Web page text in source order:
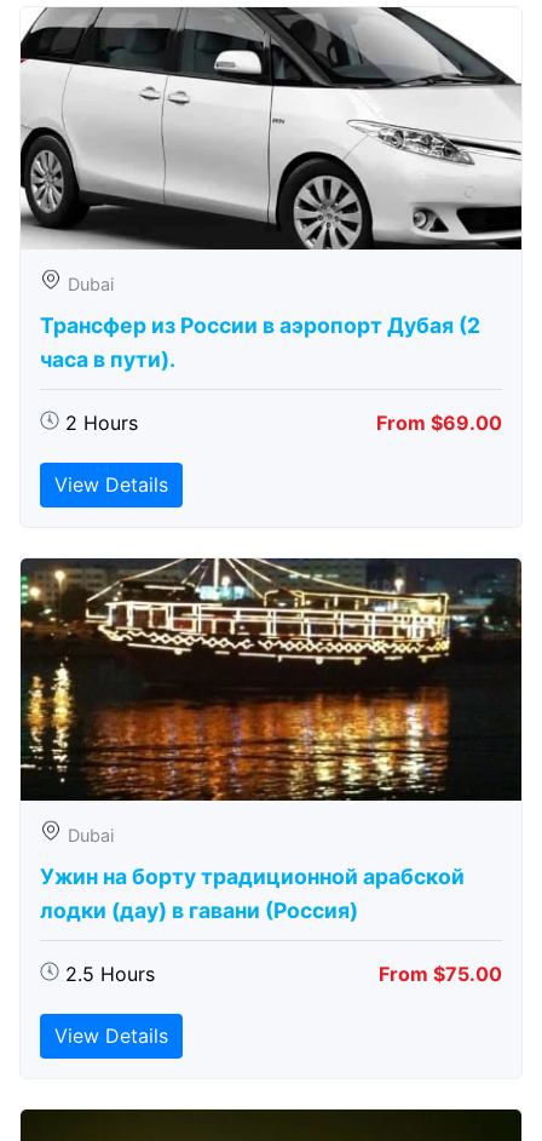
Dubai
Трансфер из России в аэропорт Дубая (2
часа в пути).
2 Hours From $69.00
View Details
Dubai
Ужин на борту традиционной арабской
лодки (дау) в гавани (Россия)
2.5 Hours From $75.00
View Details